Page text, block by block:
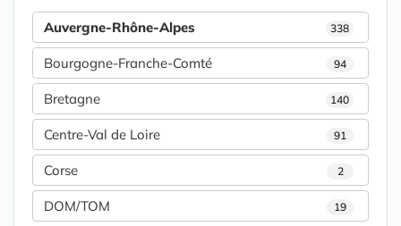
Auvergne-Rhône-Alpes 338
Bourgogne-Franche-Comté 94
Bretagne 140
Centre-Val de Loire 91
Corse 2
DOM/TOM 19